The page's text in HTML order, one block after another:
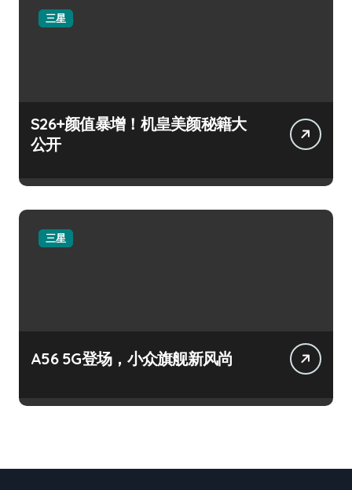
三星
S26+颜值暴增！机皇美颜秘籍大
公开
三星
A56 5G登场，小众旗舰新风尚